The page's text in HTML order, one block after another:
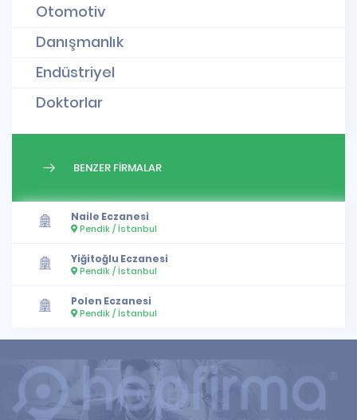
Otomotiv
Danışmanlık
Endüstriyel
Doktorlar
BENZER FİRMALAR
Naile Eczanesi
Pendik / İstanbul
Yiğitoğlu Eczanesi
Pendik / İstanbul
Polen Eczanesi
Pendik / İstanbul